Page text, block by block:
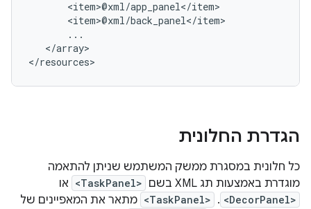
</array>
הגדרת החלונית
כל חלונית במסגרת ממשק המשתמש שניתן להתאמה
מוגדרת באמצעות תג XML בשם
<TaskPanel> או
<DecorPanel>
. ‫
<TaskPanel> מתאר את המאפיינים של